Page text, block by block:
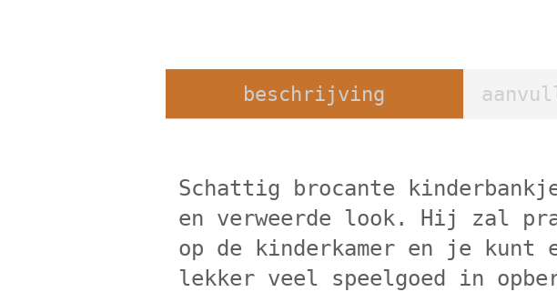
beschrijving
Schattig brocante
en verweerde look. Hij zal
op de kinderkamer en je kunt
lekker veel speelgoed in